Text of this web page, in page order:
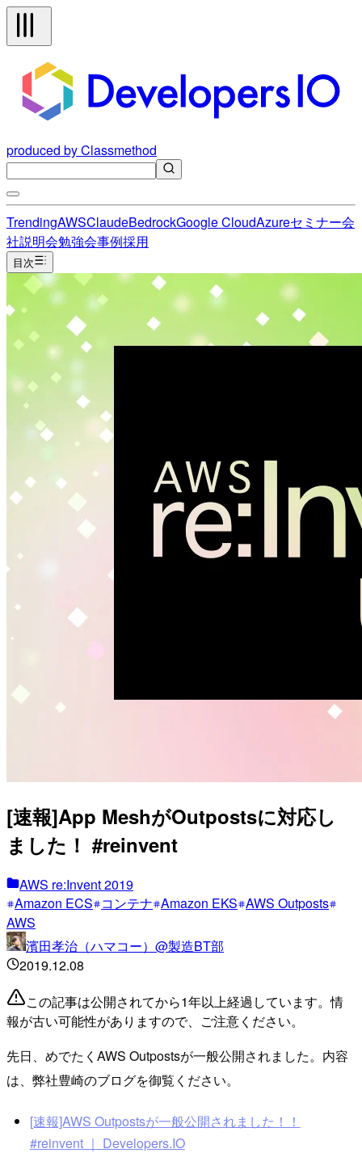
produced by Classmethod
TrendingAWSClaudeBedrockGoogle CloudAzureセミナー会
社説明会勉強会事例採用
目次
[速報]App MeshがOutpostsに対応し
ました！ #reinvent
AWS re:Invent 2019
Amazon ECS コンテナ Amazon EKS AWS Outposts
AWS
濱田孝治（ハマコー）@製造BT部
2019.12.08
この記事は公開されてから1年以上経過しています。情
報が古い可能性がありますので、ご注意ください。
先日、めでたくAWS Outpostsが一般公開されました。内容
は、弊社豊崎のブログを御覧ください。
[速報]AWS Outpostsが一般公開されました！！
#reinvent ｜ Developers.IO